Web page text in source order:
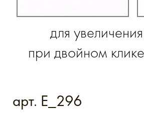
для
при двойном
арт. E_296